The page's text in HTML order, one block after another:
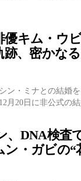
優キム・ウ
跡、密かな
ン・ミナとの結婚
月20日に非公式の結
、DNA検査
ン・ガビの“
る